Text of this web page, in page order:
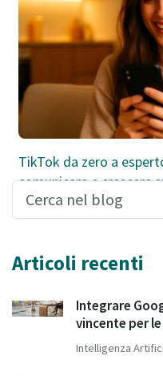
TikTok da zero a
comunicare e crescere
Articoli recenti
Integrare
vincente per
Intelligenza